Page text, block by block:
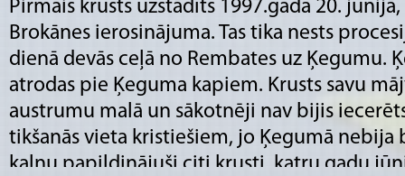
Pirmais krusts uzstādīts 1997.gada 20.
Brokānes ierosinājuma. Tas tika nests
dienā devās ceļā no Rembates uz Ķegumu.
atrodas pie Ķeguma kapiem. Krusts savu
austrumu malā un sākotnēji nav bijis
tikšanās vieta kristiešiem, jo Ķegumā nebija
kalnu papildinājuši citi krusti, katru gadu